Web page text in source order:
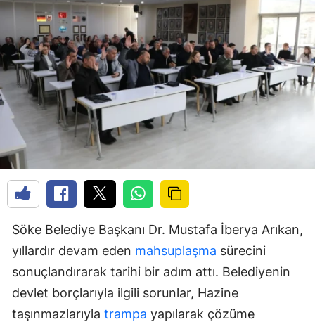
Söke Belediye Başkanı Dr. Mustafa İberya Arıkan,
yıllardır devam eden mahsuplaşma sürecini
sonuçlandırarak tarihi bir adım attı. Belediyenin
devlet borçlarıyla ilgili sorunlar, Hazine
taşınmazlarıyla trampa yapılarak çözüme